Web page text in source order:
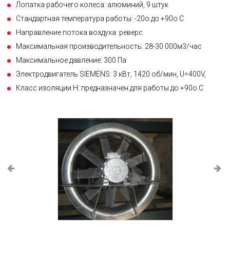
Лопатка рабочего колеса: алюминий, 9 штук
Стандартная температура работы: -20о до +90о С
Направление потока воздуха: реверс
Максимальная производительность: 28-30 000м3/час
Максимальное давление: 300 Па
Электродвигатель SIEMENS: 3 кВт, 1420 об/мин, U=400V,
Класс изоляции Н: предназначен для работы до +90о С